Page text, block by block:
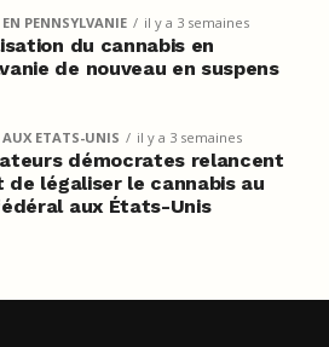
PENNSYLVANIE il y a 3 semaines
du cannabis en
de nouveau en suspens
ETATS-UNIS il y a 3 semaines
démocrates relancent
de légaliser le cannabis au
aux États-Unis